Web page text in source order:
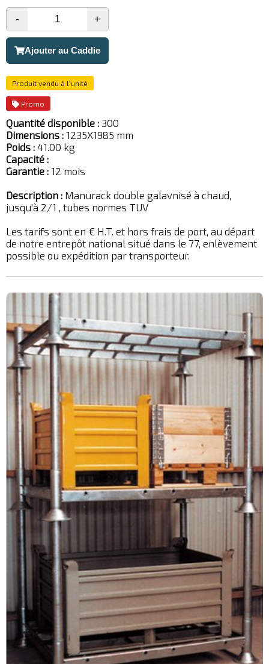
- +
Ajouter au Caddie
Produit vendu à l'unité
Promo
Quantité disponible : 300
Dimensions : 1235X1985 mm
Poids : 41.00 kg
Capacité :
Garantie : 12 mois
Description : Manurack double galavnisé à chaud,
jusqu'à 2/1 , tubes normes TUV
Les tarifs sont en € H.T. et hors frais de port, au départ
de notre entrepôt national situé dans le 77, enlèvement
possible ou expédition par transporteur.